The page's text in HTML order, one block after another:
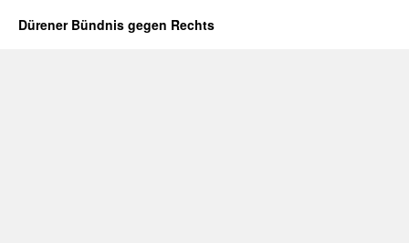
Dürener Bündnis gegen Rechts